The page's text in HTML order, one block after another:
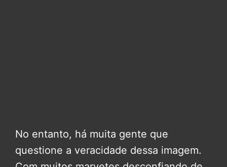
No entanto, há muita gente que
questione a veracidade dessa imagem.